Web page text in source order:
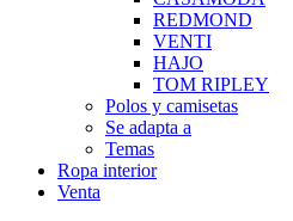
REDMOND
VENTI
HAJO
TOM RIPLEY
Polos y camisetas
Se adapta a
Temas
Ropa interior
Venta